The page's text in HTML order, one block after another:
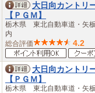
大日向カントリ
【ＰＧＭ】
栃木県 東北自動車道・矢
内
総合評価
4.2
大日向カントリ
【ＰＧＭ】
栃木県 東北自動車道・矢